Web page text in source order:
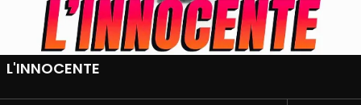
L'INNOCENTE